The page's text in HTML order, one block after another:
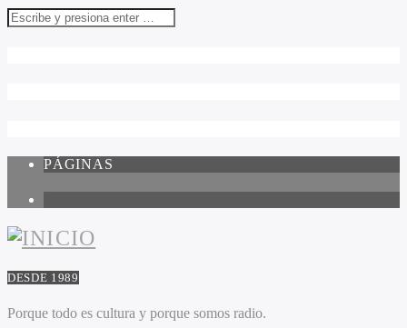
PÁGINAS
DESDE 1989
Porque todo es cultura y porque somos radio.